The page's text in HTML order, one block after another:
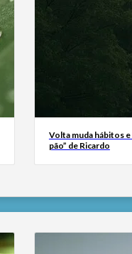
Volta muda hábitos e
pão” de Ricardo